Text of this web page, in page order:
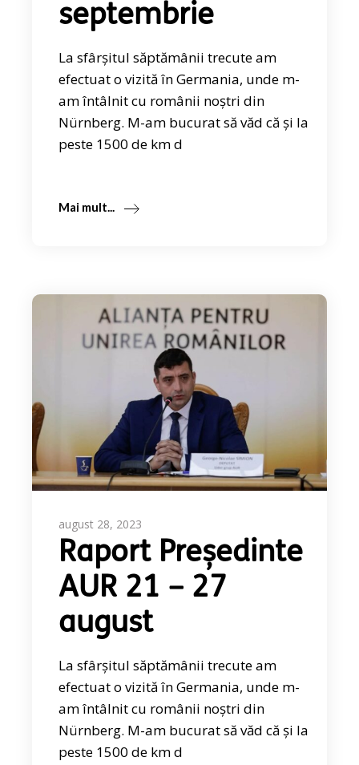
septembrie
La sfârșitul săptămânii trecute am
efectuat o vizită în Germania, unde m-
am întâlnit cu românii noștri din
Nürnberg. M-am bucurat să văd că și la
peste 1500 de km d
Mai mult...
august 28, 2023
Raport Președinte
AUR 21 – 27
august
La sfârșitul săptămânii trecute am
efectuat o vizită în Germania, unde m-
am întâlnit cu românii noștri din
Nürnberg. M-am bucurat să văd că și la
peste 1500 de km d